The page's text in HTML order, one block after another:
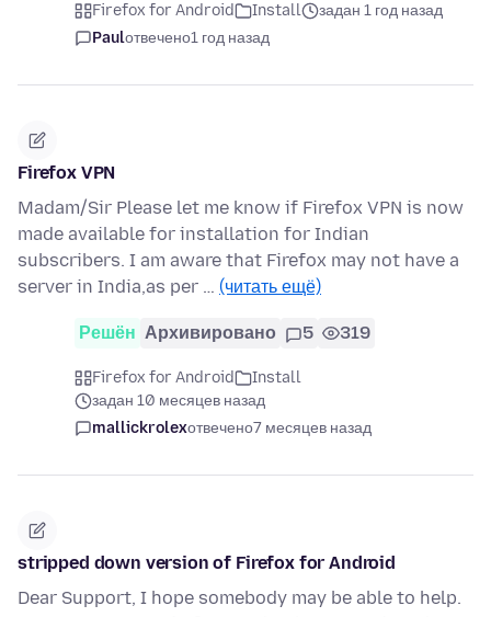
Firefox for Android Install
задан 1 год назад
Paulотвечено1 год назад
Firefox VPN
Madam/Sir Please let me know if Firefox VPN is now
made available for installation for Indian
subscribers. I am aware that Firefox may not have a
server in India,as per … (читать ещё)
Решён Архивировано 5 319
Firefox for Android
Install
задан 10 месяцев назад
mallickrolexотвечено7 месяцев назад
stripped down version of Firefox for Android
Dear Support, I hope somebody may be able to help.